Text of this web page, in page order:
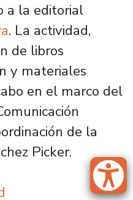
a la editorial
. La actividad,
de libros
y materiales
en el marco del
de la
Picker.